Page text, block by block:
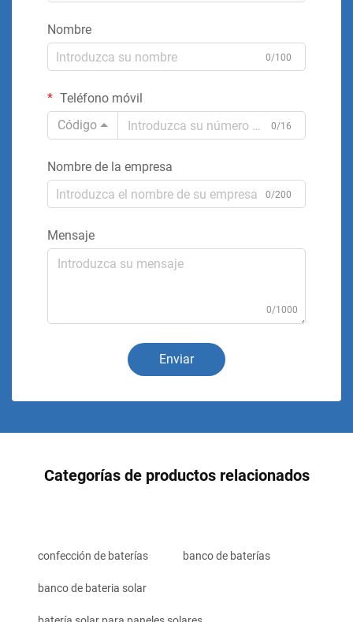
Nombre
0/100
Teléfono móvil
Código
0/16
Nombre de la empresa
0/200
Mensaje
0/1000
Enviar
Categorías de productos relacionados
confección de baterías banco de baterías
banco de bateria solar